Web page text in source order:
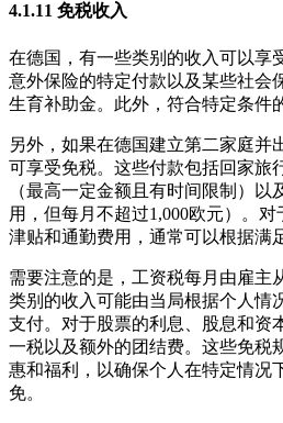
4.1.11 免税收入
在德国，有一些类别的收入可以享
意外保险的特定付款以及某些社会
生育补助金。此外，符合特定条件
另外，如果在德国建立第二家庭并
可享受免税。这些付款包括回家旅
（最高一定金额且有时间限制）
用，但每月不超过1,000欧元）。
津贴和通勤费用，通常可以根据满
需要注意的是，工资税每月由雇主
类别的收入可能由当局根据个人情
支付。对于股票的利息、股息和资
一税以及额外的团结费。这些免税
惠和福利，以确保个人在特定情况
免。